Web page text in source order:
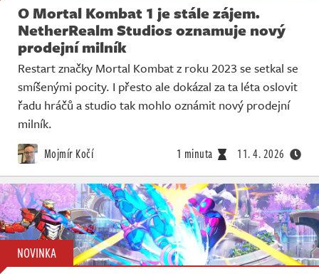
O Mortal Kombat 1 je stále zájem.
NetherRealm Studios oznamuje nový
prodejní milník
Restart značky Mortal Kombat z roku 2023 se setkal se
smíšenými pocity. I přesto ale dokázal za ta léta oslovit
řadu hráčů a studio tak mohlo oznámit nový prodejní
milník.
Mojmír Kočí 1 minuta 11. 4. 2026
NOVINKA